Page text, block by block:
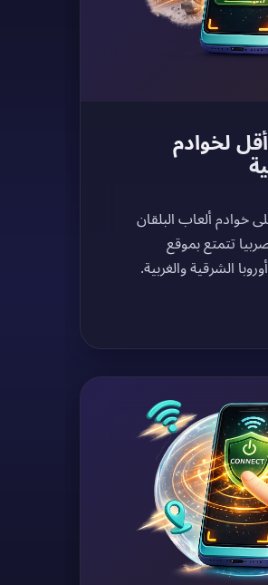
لخوادم
خوادم ألعاب البلقان
تتمتع بموقع
الشرقية والغربية.